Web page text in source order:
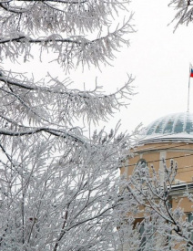
Перейти к основному содержанию